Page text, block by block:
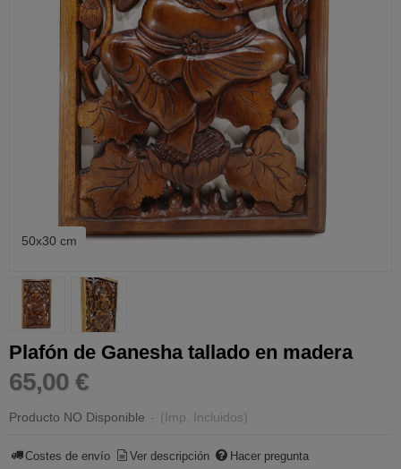
50x30 cm
Plafón de Ganesha tallado en madera
65,00 €
Producto NO Disponible - (Imp. Incluidos)
Costes de envío Ver descripción Hacer pregunta